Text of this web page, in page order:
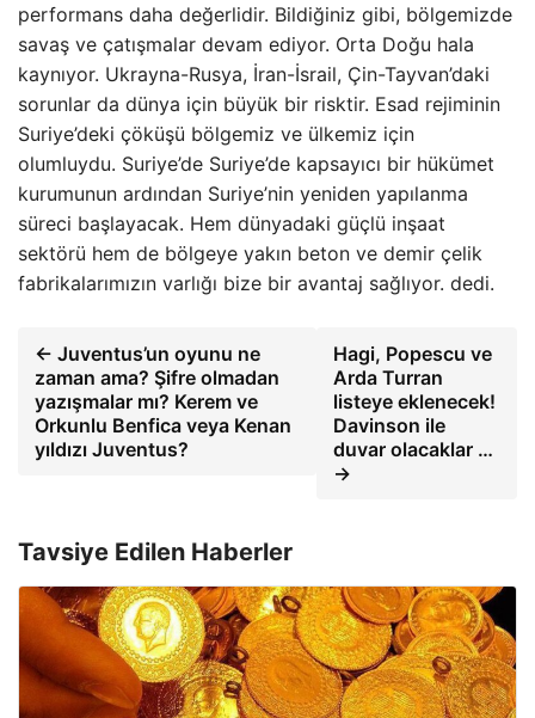
performans daha değerlidir. Bildiğiniz gibi, bölgemizde
savaş ve çatışmalar devam ediyor. Orta Doğu hala
kaynıyor. Ukrayna-Rusya, İran-İsrail, Çin-Tayvan’daki
sorunlar da dünya için büyük bir risktir. Esad rejiminin
Suriye’deki çöküşü bölgemiz ve ülkemiz için
olumluydu. Suriye’de Suriye’de kapsayıcı bir hükümet
kurumunun ardından Suriye’nin yeniden yapılanma
süreci başlayacak. Hem dünyadaki güçlü inşaat
sektörü hem de bölgeye yakın beton ve demir çelik
fabrikalarımızın varlığı bize bir avantaj sağlıyor. dedi.
← Juventus’un oyunu ne
zaman ama? Şifre olmadan
yazışmalar mı? Kerem ve
Orkunlu Benfica veya Kenan
yıldızı Juventus?
Hagi, Popescu ve
Arda Turran
listeye eklenecek!
Davinson ile
duvar olacaklar …
→
Tavsiye Edilen Haberler